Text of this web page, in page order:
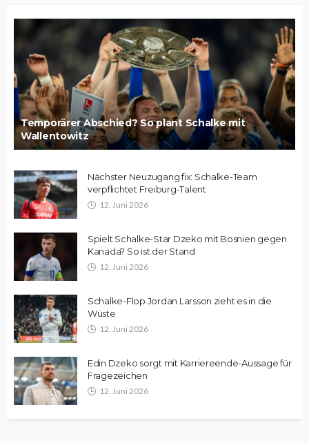
Temporärer Abschied? So plant Schalke mit
Wallentowitz
Nächster Neuzugang fix: Schalke-Team
verpflichtet Freiburg-Talent
12. Juni 2026
Spielt Schalke-Star Dzeko mit Bosnien gegen
Kanada? So ist der Stand
12. Juni 2026
Schalke-Flop Jordan Larsson zieht es in die
Wüste
12. Juni 2026
Edin Dzeko sorgt mit Karriereende-Aussage für
Fragezeichen
12. Juni 2026